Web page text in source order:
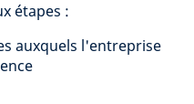
étapes :
auxquels l'entreprise